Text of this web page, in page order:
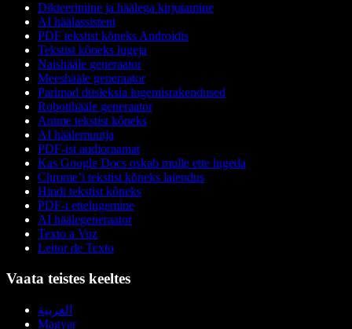
Dikteerimine ja häälega kirjutamine
AI häälassistent
PDF tekstist kõneks Androidis
Tekstist kõneks lugeja
Naishääle generaator
Meeshääle generaator
Parimad düsleksia lugemisrakendused
Robotihääle generaator
Anime tekstist kõneks
AI häälemuutja
PDF-ist audioraamat
Kas Google Docs oskab mulle ette lugeda
Chrome’i tekstist kõneks laiendus
Hindi tekstist kõneks
PDF-i ettelugemine
AI häälegeneraator
Texto a Voz
Leitor de Texto
Vaata teistes keeltes
العربية
Magyar